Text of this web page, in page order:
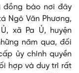
đồng bào nơi đây
Ngô Văn Phương,
xã Pa Ủ, huyện
năm qua, đối
ủy chính quyền
hợp và duy trì rất